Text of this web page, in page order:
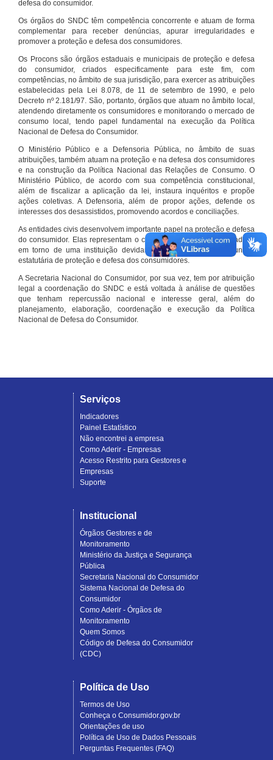
defesa do consumidor.
Os órgãos do SNDC têm competência concorrente e atuam de forma
complementar para receber denúncias, apurar irregularidades e
promover a proteção e defesa dos consumidores.
Os Procons são órgãos estaduais e municipais de proteção e defesa
do consumidor, criados especificamente para este fim, com
competências, no âmbito de sua jurisdição, para exercer as atribuições
estabelecidas pela Lei 8.078, de 11 de setembro de 1990, e pelo
Decreto nº 2.181/97. São, portanto, órgãos que atuam no âmbito local,
atendendo diretamente os consumidores e monitorando o mercado de
consumo local, tendo papel fundamental na execução da Política
Nacional de Defesa do Consumidor.
O Ministério Público e a Defensoria Pública, no âmbito de suas
atribuições, também atuam na proteção e na defesa dos consumidores
e na construção da Política Nacional das Relações de Consumo. O
Ministério Público, de acordo com sua competência constitucional,
além de fiscalizar a aplicação da lei, instaura inquéritos e propõe
ações coletivas. A Defensoria, além de propor ações, defende os
interesses dos desassistidos, promovendo acordos e conciliações.
As entidades civis desenvolvem importante papel na proteção e defesa
do consumidor. Elas representam o conjunto organizado de cidadãos
em torno de uma instituição devidamente registrada e com função
estatutária de proteção e defesa dos consumidores.
A Secretaria Nacional do Consumidor, por sua vez, tem por atribuição
legal a coordenação do SNDC e está voltada à análise de questões
que tenham repercussão nacional e interesse geral, além do
planejamento, elaboração, coordenação e execução da Política
Nacional de Defesa do Consumidor.
Serviços
Indicadores
Painel Estatístico
Não encontrei a empresa
Como Aderir - Empresas
Acesso Restrito para Gestores e
Empresas
Suporte
Institucional
Órgãos Gestores e de
Monitoramento
Ministério da Justiça e Segurança
Pública
Secretaria Nacional do Consumidor
Sistema Nacional de Defesa do
Consumidor
Como Aderir - Órgãos de
Monitoramento
Quem Somos
Código de Defesa do Consumidor
(CDC)
Política de Uso
Termos de Uso
Conheça o Consumidor.gov.br
Orientações de uso
Política de Uso de Dados Pessoais
Perguntas Frequentes (FAQ)